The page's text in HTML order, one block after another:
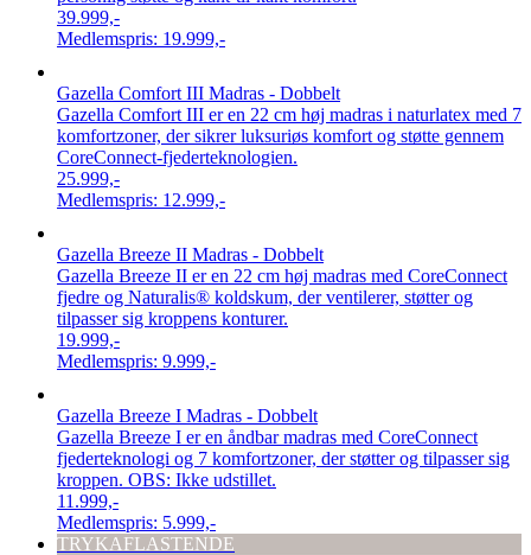
39.999,-
Medlemspris: 19.999,-
Gazella Comfort III Madras - Dobbelt
Gazella Comfort III er en 22 cm høj madras i naturlatex med 7
komfortzoner, der sikrer luksuriøs komfort og støtte gennem
CoreConnect-fjederteknologien.
25.999,-
Medlemspris: 12.999,-
Gazella Breeze II Madras - Dobbelt
Gazella Breeze II er en 22 cm høj madras med CoreConnect
fjedre og Naturalis® koldskum, der ventilerer, støtter og
tilpasser sig kroppens konturer.
19.999,-
Medlemspris: 9.999,-
Gazella Breeze I Madras - Dobbelt
Gazella Breeze I er en åndbar madras med CoreConnect
fjederteknologi og 7 komfortzoner, der støtter og tilpasser sig
kroppen. OBS: Ikke udstillet.
11.999,-
Medlemspris: 5.999,-
TRYKAFLASTENDE